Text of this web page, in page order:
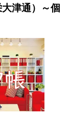
津通）～個